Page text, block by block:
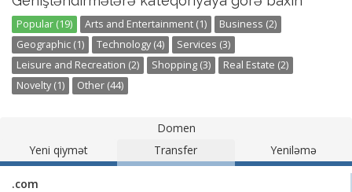
Popular (19) Arts and Entertainment (1)
Business (2)
Geographic (1)
Technology (4)
Services (3)
Leisure and Recreation (2)
Shopping (3)
Real Estate (2)
Novelty (1)
Other (44)
Domen
Yeni qiymət
Transfer Yeniləmə
.com